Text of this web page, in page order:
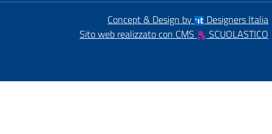
Concept & Design by
Designers Italia
Sito web realizzato con CMS
SCUOLASTICO